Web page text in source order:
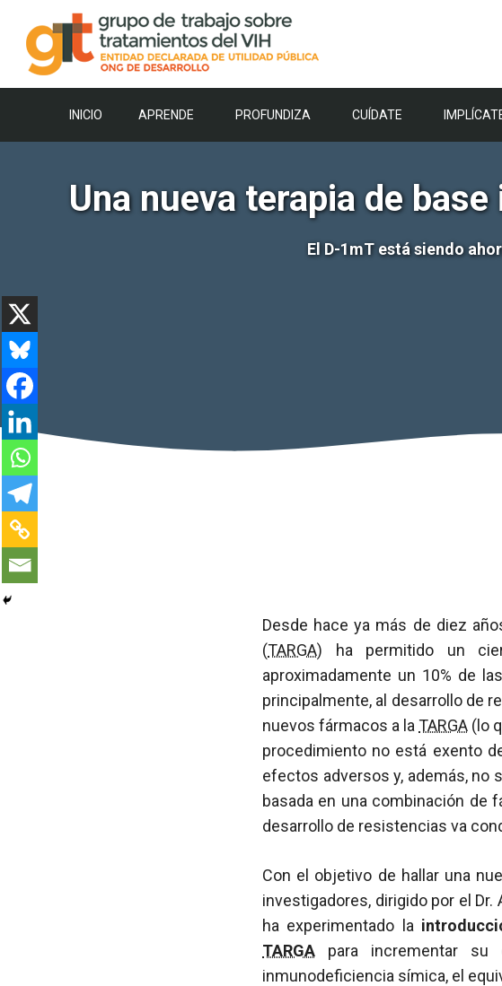
contenido
INICIO APRENDE PROFUNDIZA CUÍDATE
Una nueva terapia de
El D-1mT está siendo
Desde hace ya más de diez
(TARGA) ha permitido un
aproximadamente un 10% de
principalmente, al desarrollo de
nuevos fármacos a laTARGA (lo
procedimiento no está exento
efectos adversos y, además, no
basada en una combinación de
desarrollo de resistencias va
Con el objetivo de hallar una
investigadores, dirigido por el Dr.
ha experimentado la
TARGA para incrementar
inmunodeficiencia símica, el